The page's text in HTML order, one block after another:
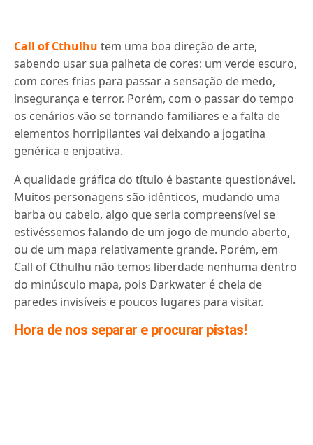
Call of Cthulhu tem uma boa direção de arte,
sabendo usar sua palheta de cores: um verde escuro,
com cores frias para passar a sensação de medo,
insegurança e terror. Porém, com o passar do tempo
os cenários vão se tornando familiares e a falta de
elementos horripilantes vai deixando a jogatina
genérica e enjoativa.
A qualidade gráfica do título é bastante questionável.
Muitos personagens são idênticos, mudando uma
barba ou cabelo, algo que seria compreensível se
estivéssemos falando de um jogo de mundo aberto,
ou de um mapa relativamente grande. Porém, em
Call of Cthulhu não temos liberdade nenhuma dentro
do minúsculo mapa, pois Darkwater é cheia de
paredes invisíveis e poucos lugares para visitar.
Hora de nos separar e procurar pistas!